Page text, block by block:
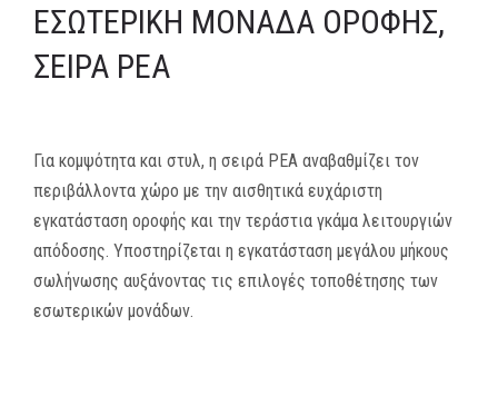
E-SHOP
ΕΣΩΤΕΡΙΚΉ ΜΟΝΆΔΑ ΟΡΟΦΉΣ,
ΣΕΙΡΆ PEA
Για κομψότητα και στυλ, η σειρά PEA αναβαθμίζει τον
περιβάλλοντα χώρο με την αισθητικά ευχάριστη
εγκατάσταση οροφής και την τεράστια γκάμα λειτουργιών
απόδοσης. Υποστηρίζεται η εγκατάσταση μεγάλου μήκους
σωλήνωσης αυξάνοντας τις επιλογές τοποθέτησης των
εσωτερικών μονάδων.